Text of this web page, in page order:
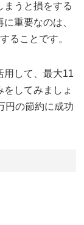
まうと損をする
重要なのは、
ることです。
用して、最大11
してみましょ
円の節約に成功